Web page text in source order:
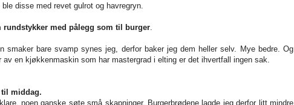
disse med revet gulrot og havregryn.
rundstykker med pålegg som til burger
smaker bare svamp synes jeg, derfor baker jeg dem heller selv. Mye bedre. Og
en kjøkkenmaskin som har mastergrad i elting er det ihvertfall ingen sak.
middag.
noen ganske søte små skapninger. Burgerbrødene lagde jeg derfor litt mindre